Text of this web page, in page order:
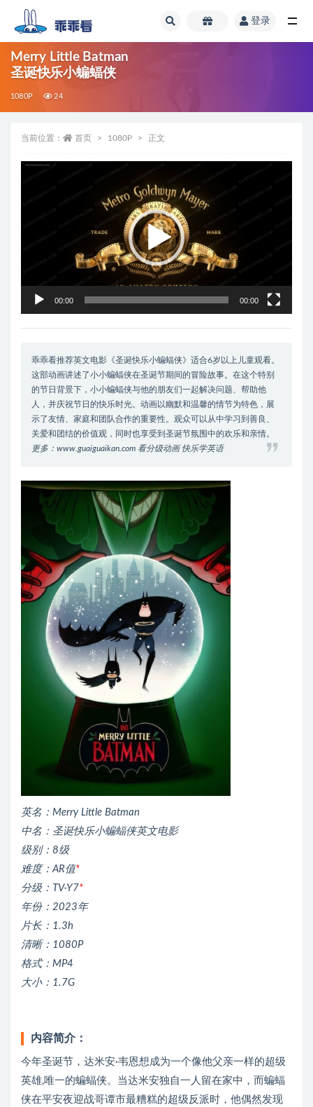
登录
Merry Little Batman
圣诞快乐小蝙蝠侠
1080P 24
当前位置： 首页 1080P 正文
视
00:00 00:00
乖乖看推荐英文电影《圣诞快乐小蝙蝠侠》适合6岁以上儿童观看。
这部动画讲述了小小蝙蝠侠在圣诞节期间的冒险故事。在这个特别
的节日背景下，小小蝙蝠侠与他的朋友们一起解决问题、帮助他
人，并庆祝节日的快乐时光。动画以幽默和温馨的情节为特色，展
示了友情、家庭和团队合作的重要性。观众可以从中学习到善良、
关爱和团结的价值观，同时也享受到圣诞节氛围中的欢乐和亲情。
更多：www.guaiguaikan.com 看分级动画 快乐学英语
英名：Merry Little Batman
中名：圣诞快乐小蝙蝠侠英文电影
级别：8级
难度：AR值*
分级：TV-Y7*
年份：2023年
片长：1.3h
清晰：1080P
格式：MP4
大小：1.7G
内容简介：
今年圣诞节，达米安·韦恩想成为一个像他父亲一样的超级
英雄,唯一的蝙蝠侠。当达米安独自一人留在家中，而蝙蝠
侠在平安夜迎战哥谭市最糟糕的超级反派时，他偶然发现